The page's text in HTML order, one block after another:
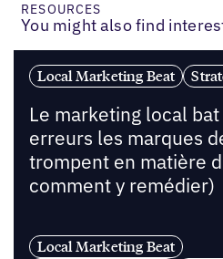
RESOURCES
You might also find
Local Marketing Beat
Le marketing local
erreurs les marques
trompent en matière
comment y remédier)
Local Marketing Beat